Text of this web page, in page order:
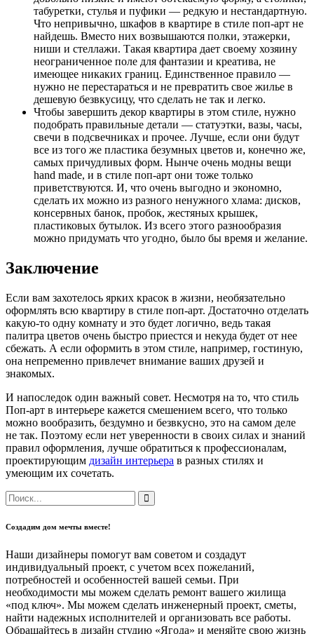
табуретки, стулья и пуфики — редкую и нестандартную.
Что непривычно, шкафов в квартире в стиле поп-арт не
найдешь. Вместо них возвышаются полки, этажерки,
ниши и стеллажи. Такая квартира дает своему хозяину
неограниченное поле для фантазии и креатива, не
имеющее никаких границ. Единственное правило —
нужно не перестараться и не превратить свое жилье в
дешевую безвкусицу, что сделать не так и легко.
Чтобы завершить декор квартиры в этом стиле, нужно
подобрать правильные детали — статуэтки, вазы, часы,
свечи в подсвечниках и прочее. Лучше, если они будут
все из того же пластика безумных цветов и, конечно же,
самых причудливых форм. Нынче очень модны вещи
hand made, и в стиле поп-арт они тоже только
приветствуются. И, что очень выгодно и экономно,
сделать их можно из разного ненужного хлама: дисков,
консервных банок, пробок, жестяных крышек,
пластиковых бутылок. Из всего этого разнообразия
можно придумать что угодно, было бы время и желание.
Заключение
Если вам захотелось ярких красок в жизни, необязательно
оформлять всю квартиру в стиле поп-арт. Достаточно отделать
какую-то одну комнату и это будет логично, ведь такая
палитра цветов очень быстро приестся и некуда будет от нее
сбежать. А если оформить в этом стиле, например, гостиную,
она непременно привлечет внимание ваших друзей и
знакомых.
И напоследок один важный совет. Несмотря на то, что стиль
Поп-арт в интерьере кажется смешением всего, что только
можно вообразить, бездумно и безвкусно, это на самом деле
не так. Поэтому если нет уверенности в своих силах и знаний
правил оформления, лучше обратиться к профессионалам,
проектирующим дизайн интерьера в разных стилях и
умеющим их сочетать.
Создадим дом мечты вместе!
Наши дизайнеры помогут вам советом и создадут
индивидуальный проект, с учетом всех пожеланий,
потребностей и особенностей вашей семьи. При
необходимости мы можем сделать ремонт вашего жилища
«под ключ». Мы можем сделать инженерный проект, сметы,
найти надежных исполнителей и организовать все работы.
Обращайтесь в дизайн студию «Ягода» и меняйте свою жизнь